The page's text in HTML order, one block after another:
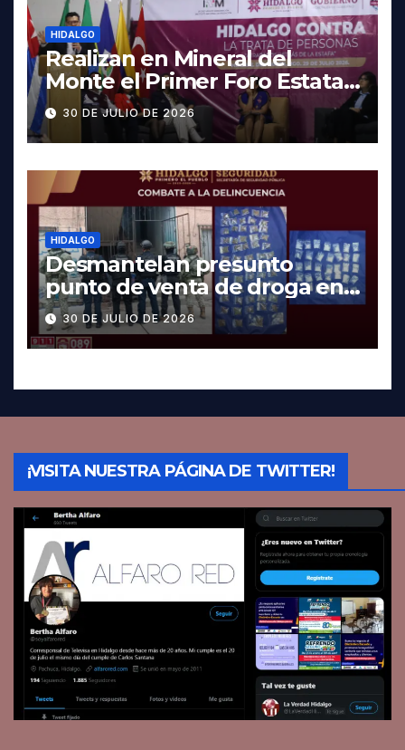
HIDALGO
Realizan en Mineral del
Monte el Primer Foro Estatal
contra la Trata de Personas
30 DE JULIO DE 2026
HIDALGO
Desmantelan presunto
punto de venta de droga en
Pachuca; hay dos detenidos
30 DE JULIO DE 2026
¡VISITA NUESTRA PÁGINA DE TWITTER!